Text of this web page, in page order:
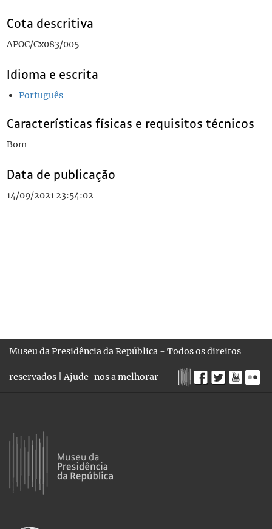
Cota descritiva
APOC/Cx083/005
Idioma e escrita
Português
Características físicas e requisitos técnicos
Bom
Data de publicação
14/09/2021 23:54:02
Museu da Presidência da República - Todos os direitos
reservados |Ajude-nos a melhorar